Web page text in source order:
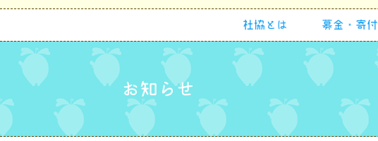
社協とは 募金・寄付
お知らせ